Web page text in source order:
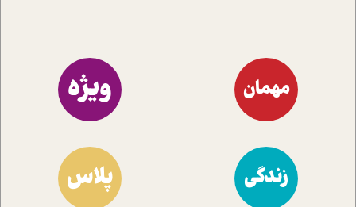
مهمان ویژه
زندگی پلاس